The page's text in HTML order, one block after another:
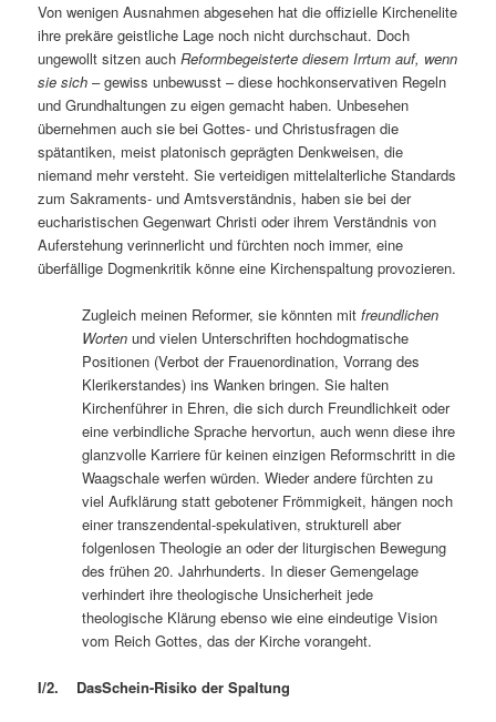
Von wenigen Ausnahmen abgesehen hat die offizielle Kirchenelite
ihre prekäre geistliche Lage noch nicht durchschaut. Doch
ungewollt sitzen auchReformbegeisterte diesem Irrtum auf, wenn
sie sich– gewiss unbewusst – diese hochkonservativen Regeln
und Grundhaltungen zu eigen gemacht haben. Unbesehen
übernehmen auch sie bei Gottes- und Christusfragen die
spätantiken, meist platonisch geprägten Denkweisen, die
niemand mehr versteht. Sie verteidigen mittelalterliche Standards
zum Sakraments- und Amtsverständnis, haben sie bei der
eucharistischen Gegenwart Christi oder ihrem Verständnis von
Auferstehung verinnerlicht und fürchten noch immer, eine
überfällige Dogmenkritik könne eine Kirchenspaltung provozieren.
Zugleich meinen Reformer, sie könnten mitfreundlichen
Worten und vielen Unterschriften hochdogmatische
Positionen (Verbot der Frauenordination, Vorrang des
Klerikerstandes) ins Wanken bringen. Sie halten
Kirchenführer in Ehren, die sich durch Freundlichkeit oder
eine verbindliche Sprache hervortun, auch wenn diese ihre
glanzvolle Karriere für keinen einzigen Reformschritt in die
Waagschale werfen würden. Wieder andere fürchten zu
viel Aufklärung statt gebotener Frömmigkeit, hängen noch
einer transzendental-spekulativen, strukturell aber
folgenlosen Theologie an oder der liturgischen Bewegung
des frühen 20. Jahrhunderts. In dieser Gemengelage
verhindert ihre theologische Unsicherheit jede
theologische Klärung ebenso wie eine eindeutige Vision
vom Reich Gottes, das der Kirche vorangeht.
I/2. DasSchein-Risiko der Spaltung